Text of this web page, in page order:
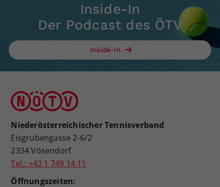
Inside-In
Der Podcast des ÖTV
Inside-In
Niederösterreichischer Tennisverband
Eisgrubengasse 2-6/2
2334 Vösendorf
Tel.: +43 1 749 14 11
Öffnungszeiten: